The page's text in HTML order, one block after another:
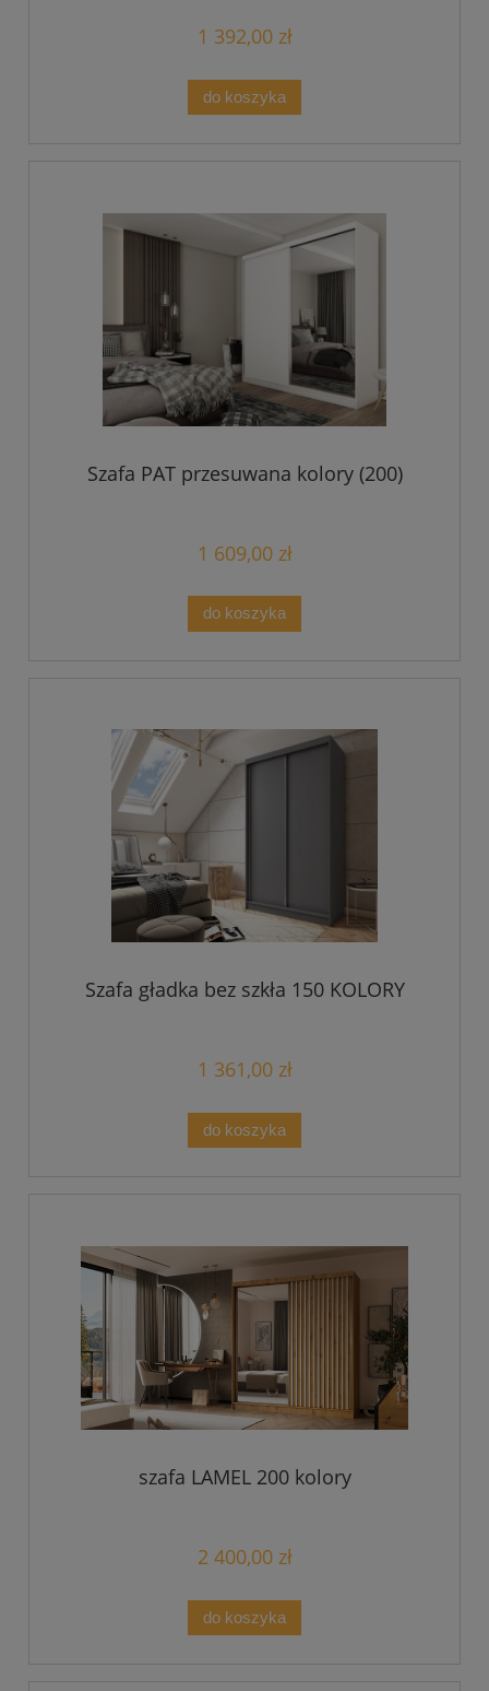
1 392,00 zł
do koszyka
Szafa PAT przesuwana kolory (200)
1 609,00 zł
do koszyka
Szafa gładka bez szkła 150 KOLORY
1 361,00 zł
do koszyka
szafa LAMEL 200 kolory
2 400,00 zł
do koszyka